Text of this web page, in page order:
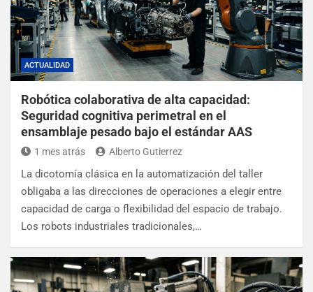
ACTUALIDAD
Robótica colaborativa de alta capacidad:
Seguridad cognitiva perimetral en el
ensamblaje pesado bajo el estándar AAS
1 mes atrás Alberto Gutierrez
La dicotomía clásica en la automatización del taller
obligaba a las direcciones de operaciones a elegir entre
capacidad de carga o flexibilidad del espacio de trabajo.
Los robots industriales tradicionales,…